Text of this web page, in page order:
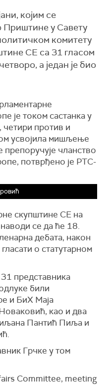
којим се
Приштине у Савету
комитету
СЕ са 31 гласом
а један је био
је током састанка у
четири против и
усвојила мишљење
препоручује чланство
потврђено је РТС-
скупштине СЕ на
се да ће 18.
дебата, након
о статутарном
31 представника
били
и БиХ Маја
као и два
Пантић Пиља и
Грчке у том
Committee, meeting